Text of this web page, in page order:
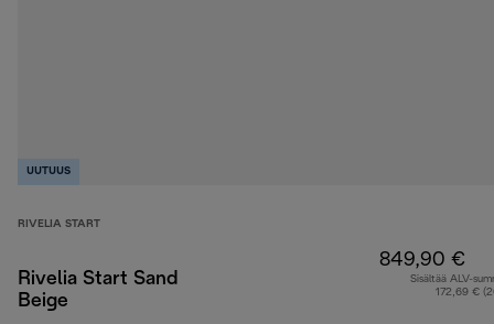
UUTUUS
RIVELIA START
Rivelia Start Sand
Beige
849,90 €
Sisältää ALV-
172,69 €